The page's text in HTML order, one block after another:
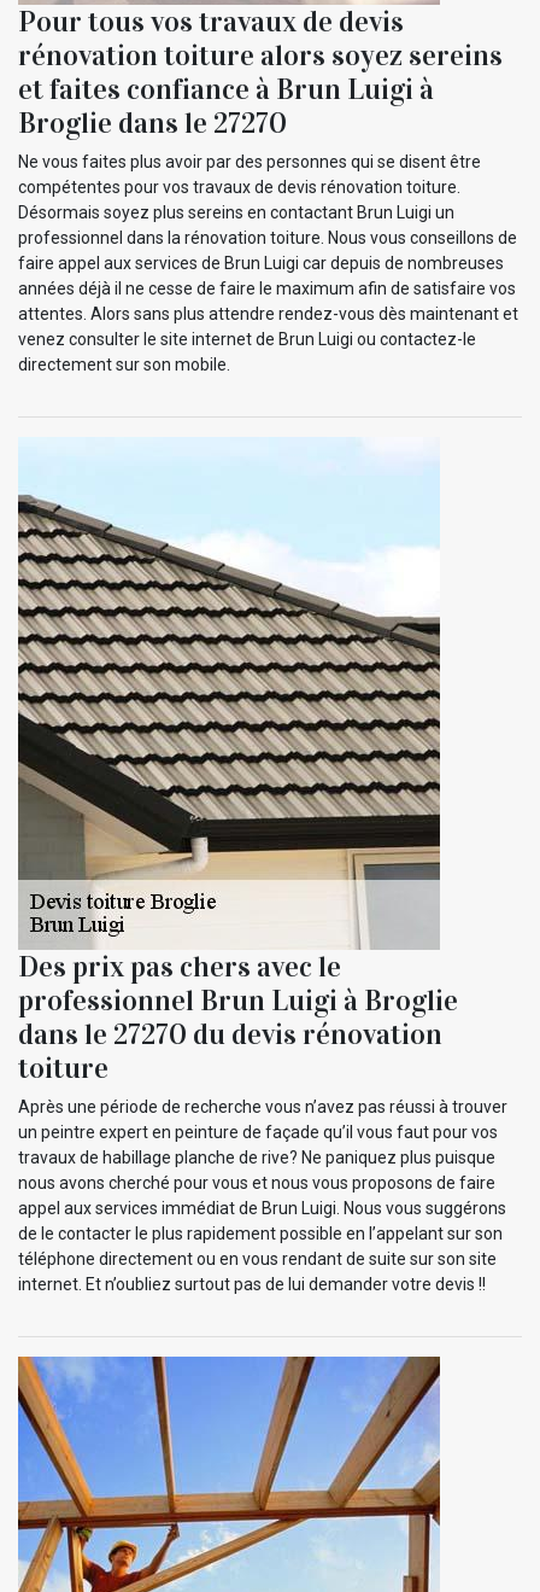
Pour tous vos travaux de devis
rénovation toiture alors soyez sereins
et faites confiance à Brun Luigi à
Broglie dans le 27270
Ne vous faites plus avoir par des personnes qui se disent être
compétentes pour vos travaux de devis rénovation toiture.
Désormais soyez plus sereins en contactant Brun Luigi un
professionnel dans la rénovation toiture. Nous vous conseillons de
faire appel aux services de Brun Luigi car depuis de nombreuses
années déjà il ne cesse de faire le maximum afin de satisfaire vos
attentes. Alors sans plus attendre rendez-vous dès maintenant et
venez consulter le site internet de Brun Luigi ou contactez-le
directement sur son mobile.
Des prix pas chers avec le
professionnel Brun Luigi à Broglie
dans le 27270 du devis rénovation
toiture
Après une période de recherche vous n’avez pas réussi à trouver
un peintre expert en peinture de façade qu’il vous faut pour vos
travaux de habillage planche de rive? Ne paniquez plus puisque
nous avons cherché pour vous et nous vous proposons de faire
appel aux services immédiat de Brun Luigi. Nous vous suggérons
de le contacter le plus rapidement possible en l’appelant sur son
téléphone directement ou en vous rendant de suite sur son site
internet. Et n’oubliez surtout pas de lui demander votre devis !!